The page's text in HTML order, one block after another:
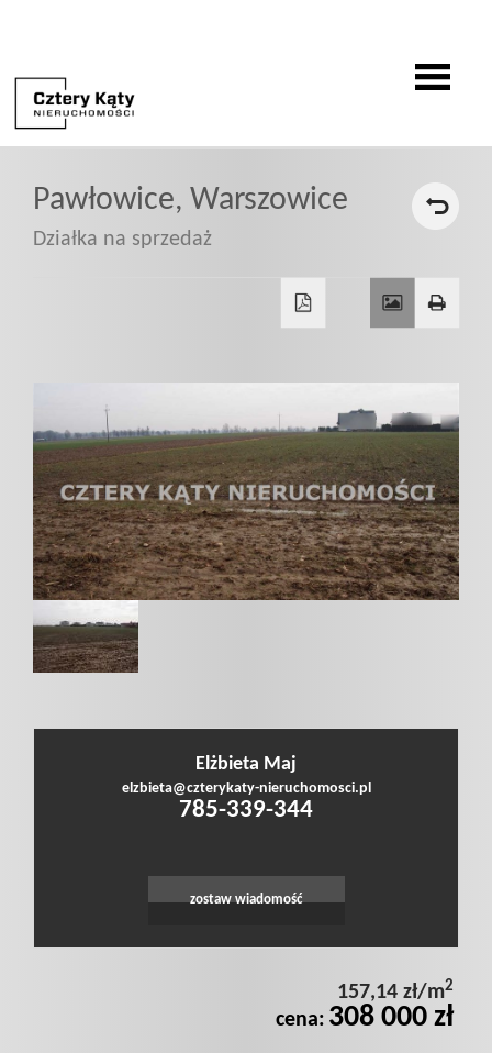
O
firmie
Oferty
Zgłoszenia
Zgłoś
Pawłowice, Warszowice
Działka na sprzedaż
Elżbieta Maj
elzbieta@czterykaty-nieruchomosci.pl
785-339-344
zostaw wiadomość
157,14 zł/m2
cena: 308 000 zł